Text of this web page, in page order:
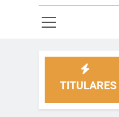
TITULARES
rechazó la